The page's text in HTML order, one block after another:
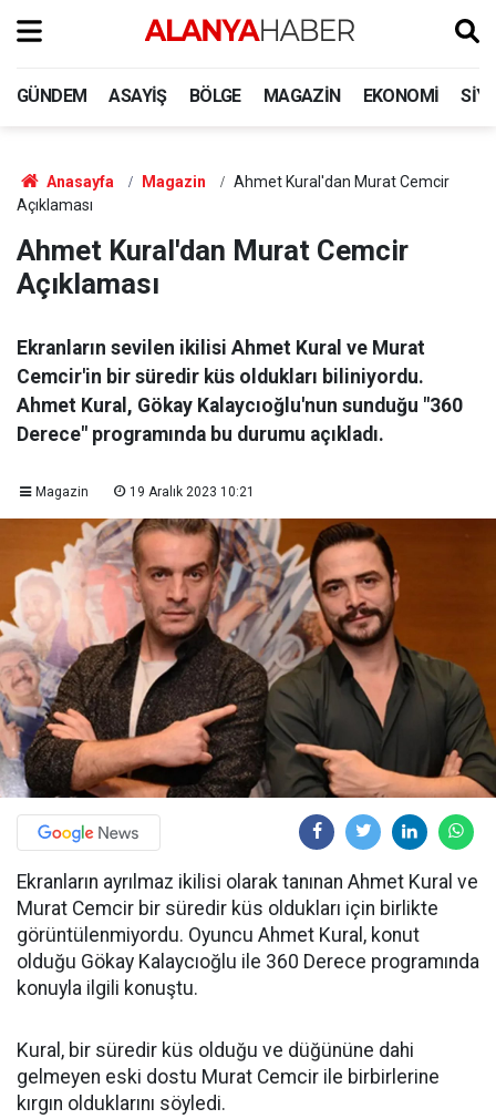
GÜNDEM ASAYIŞ BÖLGE MAGAZIN EKONOMI
Anasayfa Magazin
Ahmet Kural'dan Murat Cemcir
Açıklaması
Ahmet Kural'dan Murat Cemcir
Açıklaması
Ekranların sevilen ikilisi Ahmet Kural ve Murat
Cemcir'in bir süredir küs oldukları biliniyordu.
Ahmet Kural, Gökay Kalaycıoğlu'nun sunduğu "360
Derece" programında bu durumu açıkladı.
Magazin 19 Aralık 2023 10:21
Ekranların ayrılmaz ikilisi olarak tanınan Ahmet Kural ve
Murat Cemcir bir süredir küs oldukları için birlikte
görüntülenmiyordu. Oyuncu Ahmet Kural, konut
olduğu Gökay Kalaycıoğlu ile 360 Derece programında
konuyla ilgili konuştu.
Kural, bir süredir küs olduğu ve düğününe dahi
gelmeyen eski dostu Murat Cemcir ile birbirlerine
kırgın olduklarını söyledi.